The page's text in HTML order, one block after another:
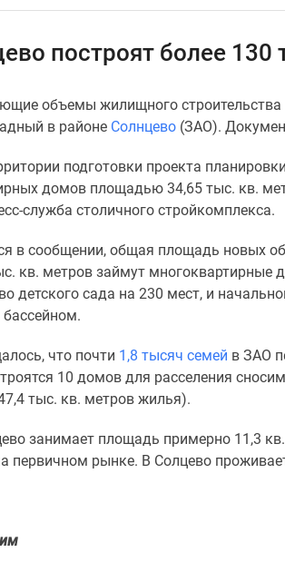
построят более
объемы жилищного
в районе Солнцево (ЗАО).
подготовки проекта
домов площадью 34,65 тыс. кв.
служба столичного стройкомплекса.
в сообщении, общая площадь новых
кв. метров займут многоквартирные
детского сада на 230 мест, и
что почти 1,8 тысяч семей в ЗАО
10 домов для расселения
тыс. кв. метров жилья).
занимает площадь примерно 11,3
первичном рынке. В Солцево